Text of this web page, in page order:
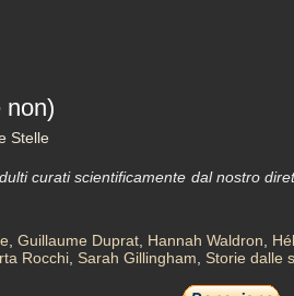
non)
Stelle
curati scientificamente dal nostro
, Guillaume Duprat, Hannah Waldron,
Rocchi, Sarah Gillingham, Storie dalle